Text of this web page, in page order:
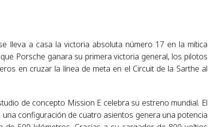
lleva a casa la victoria absoluta número 17 en la mítica
Porsche ganara su primera victoria general, los pilotos
en cruzar la línea de meta en el Circuit de la Sarthe al
de concepto Mission E celebra su estreno mundial. El
configuración de cuatro asientos genera una potencia